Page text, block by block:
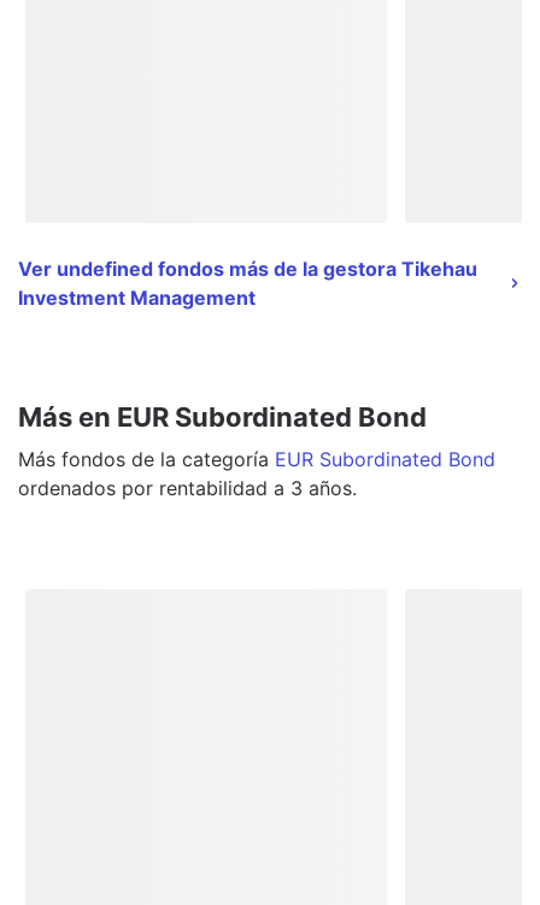
Ver undefined fondos más de la gestora Tikehau
Investment Management
Más en EUR Subordinated Bond
Más fondos de la categoría EUR Subordinated Bond
ordenados por rentabilidad a 3 años.